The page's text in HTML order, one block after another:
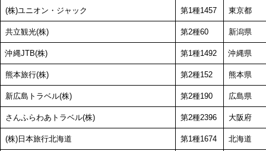
(株)ユニオン・ジャック 第1種1457 東京都
共立観光(株) 第2種60 新潟県
沖縄JTB(株) 第1種1492 沖縄県
熊本旅行(株) 第2種152 熊本県
新広島トラベル(株) 第2種190 広島県
さんふらわあトラベル(株) 第2種2396 大阪府
(株)日本旅行北海道 第1種1674 北海道